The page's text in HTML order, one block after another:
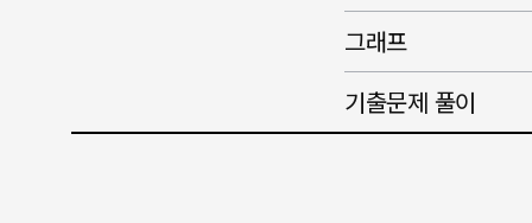
그래프
기출문제 풀이